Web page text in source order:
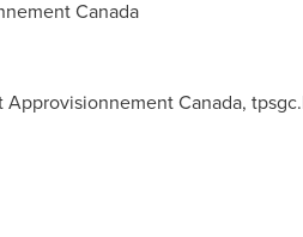
Canada
Canada,